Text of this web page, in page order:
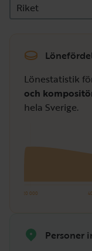
Riket
Lönestatistik
och
hela Sverige.
20 000
Personer